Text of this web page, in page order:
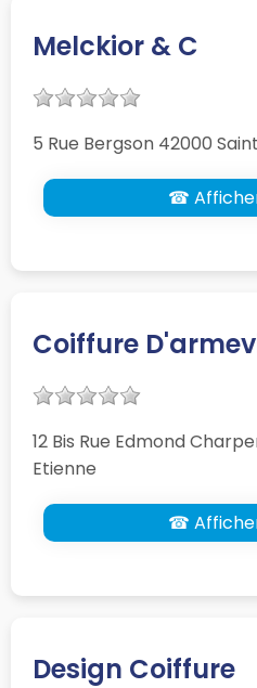
Melckior & C
5 Rue Bergson 42000
☎
Coiffure
12 Bis Rue Edmond
Etienne
☎
Design Coiffure